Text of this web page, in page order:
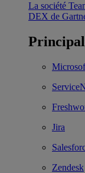
La société
DEX de
Jira
Zendesk